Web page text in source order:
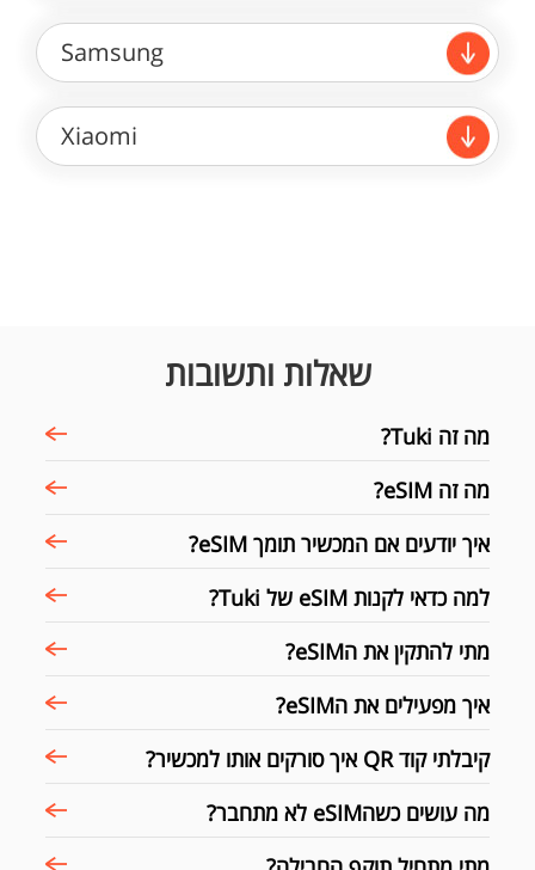
Samsung
Xiaomi
שאלות ותשובות
מה זה Tuki?
מה זה eSIM?
איך יודעים אם המכשיר תומך eSIM?
למה כדאי לקנות eSIM של Tuki?
מתי להתקין את הeSIM?
איך מפעילים את הeSIM?
קיבלתי קוד QR איך סורקים אותו למכשיר?
מה עושים כשהeSIM לא מתחבר?